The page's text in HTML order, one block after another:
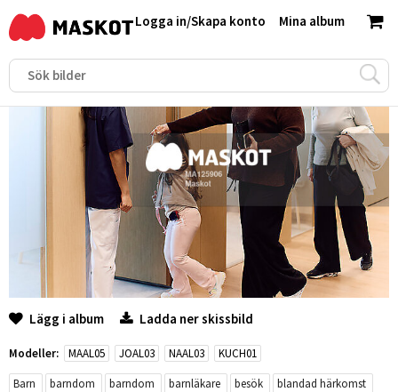
Mina album
Logga in/Skapa konto
Lägg i album Ladda ner skissbild
Modeller: MAAL05 JOAL03 NAAL03
KUCH01
Barn
barndom barndom barnläkare besök
blandad härkomst